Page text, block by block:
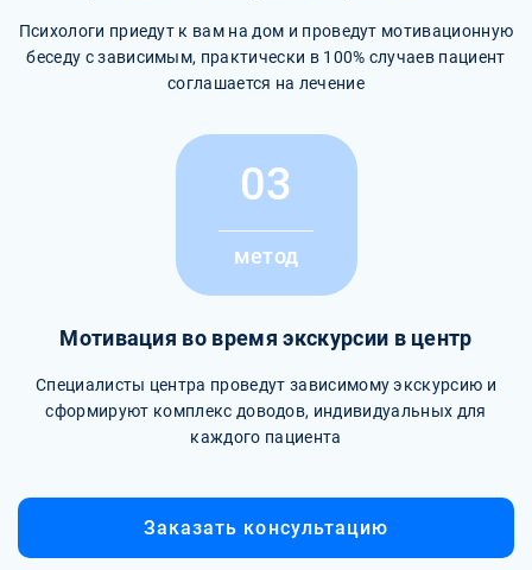
Психологи приедут к вам на дом и проведут мотивационную
беседу с зависимым, практически в 100% случаев пациент
соглашается на лечение
03
метод
Мотивация во время экскурсии в центр
Специалисты центра проведут зависимому экскурсию и
сформируют комплекс доводов, индивидуальных для
каждого пациента
Заказать консультацию